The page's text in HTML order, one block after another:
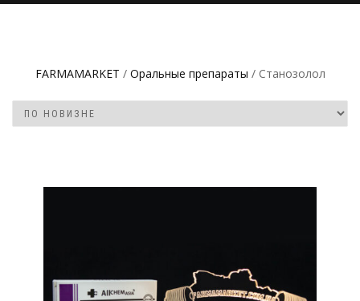
FARMAMARKET / Оральные препараты / Станoзолол